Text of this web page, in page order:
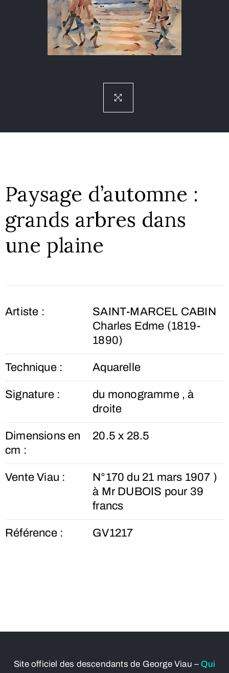
Paysage d’automne :
grands arbres dans
une plaine
Artiste :
SAINT-MARCEL CABIN
Charles Edme (1819-
1890)
Technique : Aquarelle
Signature :
du monogramme , à
droite
Dimensions en
cm :
20.5 x 28.5
Vente Viau :
N°170 du 21 mars 1907 )
à Mr DUBOIS pour 39
francs
Référence : GV1217
Site officiel des descendants de George Viau – Qui